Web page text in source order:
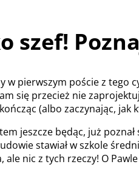
pierwszym poście z tego
się przecież nie
(albo zaczynając, jak
jeszcze będąc, już
stawiał w szkole
nic z tych rzeczy! O